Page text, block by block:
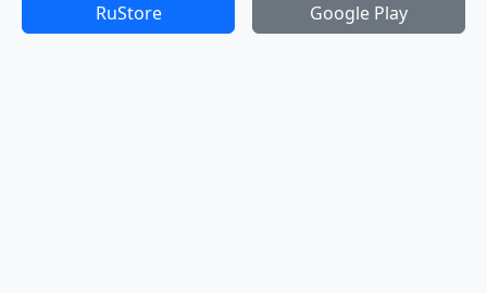
RuStore Google Play